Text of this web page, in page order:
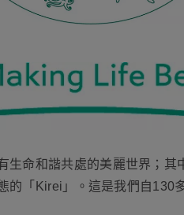
命和諧共處的美麗世界；
「Kirei」。這是我們自130